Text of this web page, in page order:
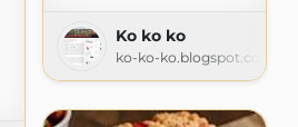
Ko ko ko
ko-ko-ko.blogspot.com